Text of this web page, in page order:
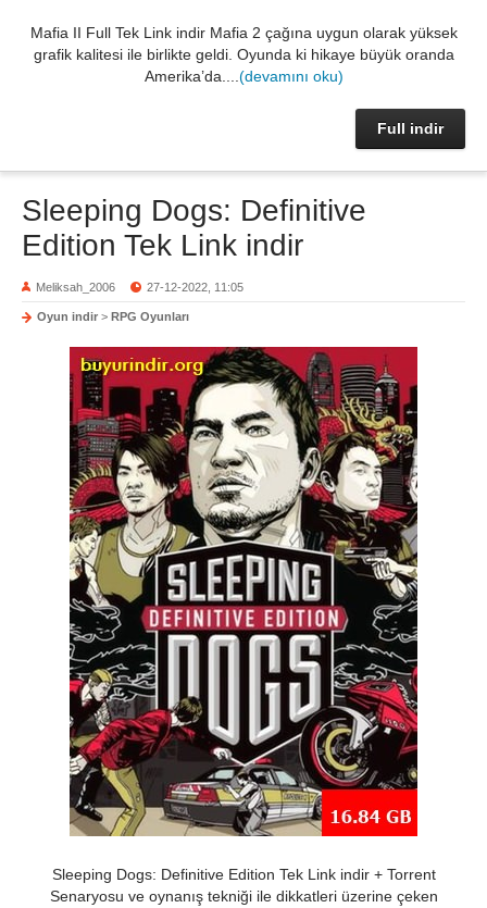
Mafia II Full Tek Link indir Mafia 2 çağına uygun olarak yüksek
grafik kalitesi ile birlikte geldi. Oyunda ki hikaye büyük oranda
Amerika’da.... (devamını oku)
Full indir
Sleeping Dogs: Definitive
Edition Tek Link indir
Meliksah_2006 27-12-2022, 11:05
Oyun indir > RPG Oyunları
Sleeping Dogs: Definitive Edition Tek Link indir + Torrent
Senaryosu ve oynanış tekniği ile dikkatleri üzerine çeken